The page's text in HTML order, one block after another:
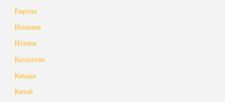
Европа
Испания
Италия
Казахстан
Канада
Китай